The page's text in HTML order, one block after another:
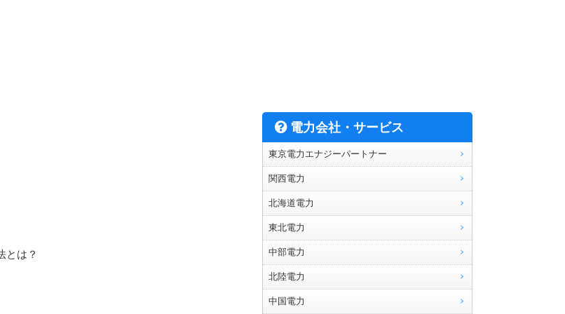
とは？
電力会社・サービス
東京電力エナジーパートナー
関西電力
北海道電力
東北電力
中部電力
北陸電力
中国電力